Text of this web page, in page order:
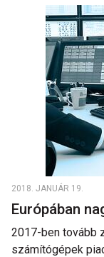
2018. JANUÁR 19.
Európában
2017-ben tovább
számítógépek